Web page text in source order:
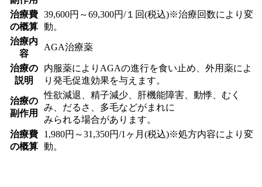
治療費
の概算
39,600円～69,300円/１回(税込)※治療回数により変
動。
治療内
容
AGA治療薬
治療の
説明
内服薬によりAGAの進行を食い止め、外用薬によ
り発毛促進効果を与えます。
治療の
副作用
性欲減退、精子減少、肝機能障害、動悸、むく
み、だるさ、多毛などがまれに
みられる場合があります。
治療費
の概算
1,980円～31,350円/1ヶ月(税込)※処方内容により変
動。